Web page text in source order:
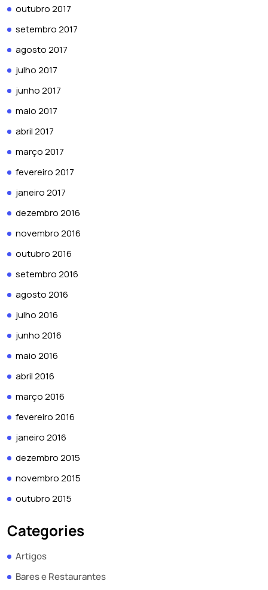
outubro 2017
setembro 2017
agosto 2017
julho 2017
junho 2017
maio 2017
abril 2017
março 2017
fevereiro 2017
janeiro 2017
dezembro 2016
novembro 2016
outubro 2016
setembro 2016
agosto 2016
julho 2016
junho 2016
maio 2016
abril 2016
março 2016
fevereiro 2016
janeiro 2016
dezembro 2015
novembro 2015
outubro 2015
Categories
Artigos
Bares e Restaurantes